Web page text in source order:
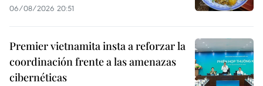
06/08/2026 20:51
Premier vietnamita insta a reforzar la
coordinación frente a las amenazas
cibernéticas